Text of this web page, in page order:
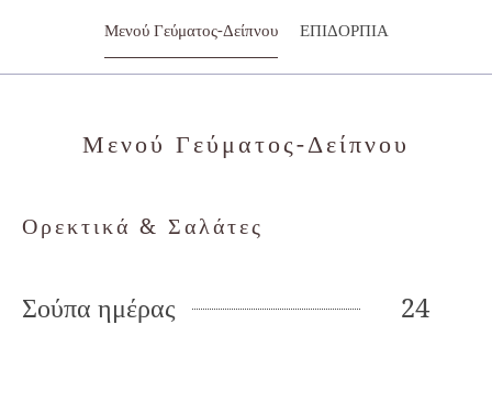
Μενού Γεύματος-Δείπνου ΕΠΙΔΟΡΠΙΑ
Μενού Γεύματος-Δείπνου
Ορεκτικά & Σαλάτες
Σούπα ημέρας 24